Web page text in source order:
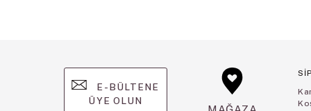
E-BÜLTENE
ÜYE OLUN